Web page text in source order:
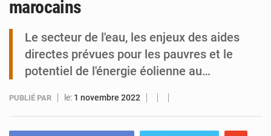
marocains
Le secteur de l'eau, les enjeux des aides
directes prévues pour les pauvres et le
potentiel de l'énergie éolienne au…
PUBLIÉ PAR le: 1 novembre 2022